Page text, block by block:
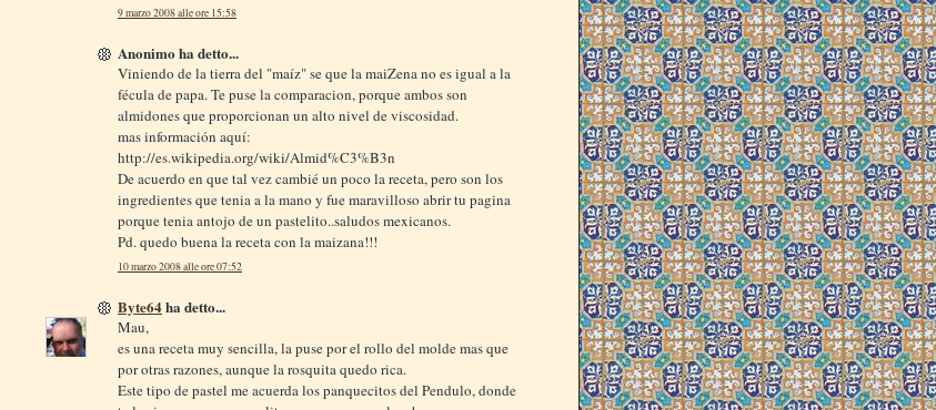
9 marzo 2008 alle ore 15:58
Anonimo ha detto...
Viniendo de la tierra del "maíz" se que la maiZena no es igual a la
fécula de papa. Te puse la comparacion, porque ambos son
almidones que proporcionan un alto nivel de viscosidad.
mas información aquí:
http://es.wikipedia.org/wiki/Almid%C3%B3n
De acuerdo en que tal vez cambié un poco la receta, pero son los
ingredientes que tenia a la mano y fue maravilloso abrir tu pagina
porque tenia antojo de un pastelito..saludos mexicanos.
Pd. quedo buena la receta con la maizana!!!
10 marzo 2008 alle ore 07:52
Byte64ha detto...
Mau,
es una receta muy sencilla, la puse por el rollo del molde mas que
por otras razones, aunque la rosquita quedo rica.
Este tipo de pastel me acuerda los panquecitos del Pendulo, donde